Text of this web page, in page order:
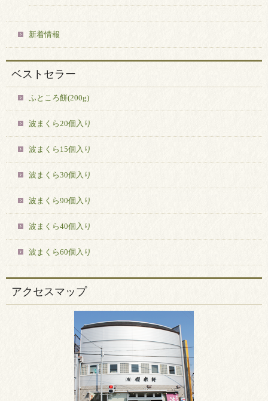
新着情報
ベストセラー
ふところ餅(200g)
波まくら20個入り
波まくら15個入り
波まくら30個入り
波まくら90個入り
波まくら40個入り
波まくら60個入り
アクセスマップ